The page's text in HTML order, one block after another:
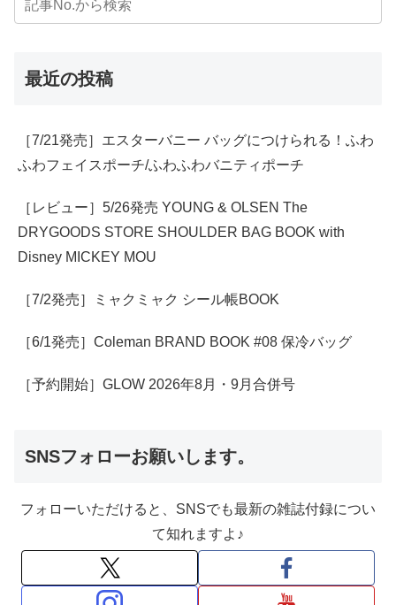
最近の投稿
［7/21発売］エスターバニー バッグにつけられる！ふわ
ふわフェイスポーチ/ふわふわバニティポーチ
［レビュー］5/26発売 YOUNG & OLSEN The
DRYGOODS STORE SHOULDER BAG BOOK with
Disney MICKEY MOU
［7/2発売］ミャクミャク シール帳BOOK
［6/1発売］Coleman BRAND BOOK #08 保冷バッグ
［予約開始］GLOW 2026年8月・9月合併号
SNSフォローお願いします。
フォローいただけると、SNSでも最新の雑誌付録につい
て知れますよ♪